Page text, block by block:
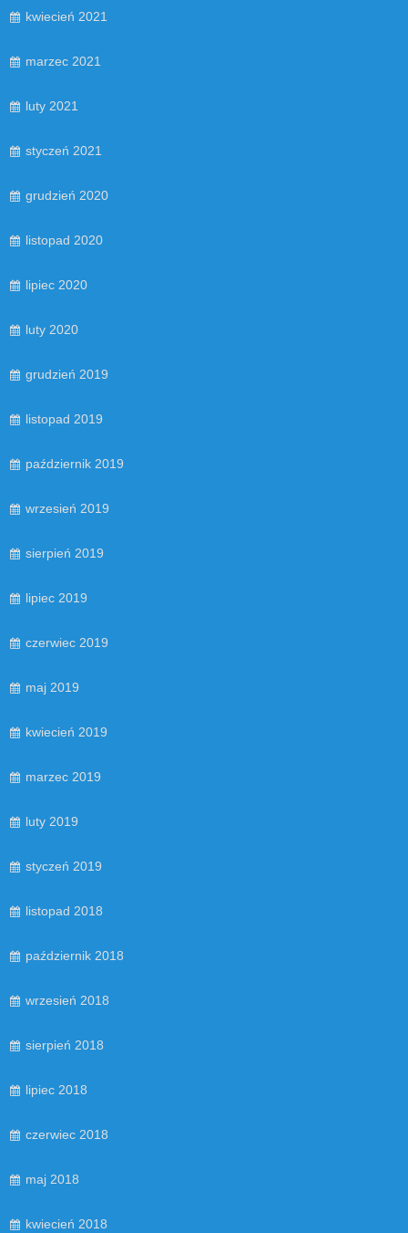
kwiecień 2021
marzec 2021
luty 2021
styczeń 2021
grudzień 2020
listopad 2020
lipiec 2020
luty 2020
grudzień 2019
listopad 2019
październik 2019
wrzesień 2019
sierpień 2019
lipiec 2019
czerwiec 2019
maj 2019
kwiecień 2019
marzec 2019
luty 2019
styczeń 2019
listopad 2018
październik 2018
wrzesień 2018
sierpień 2018
lipiec 2018
czerwiec 2018
maj 2018
kwiecień 2018